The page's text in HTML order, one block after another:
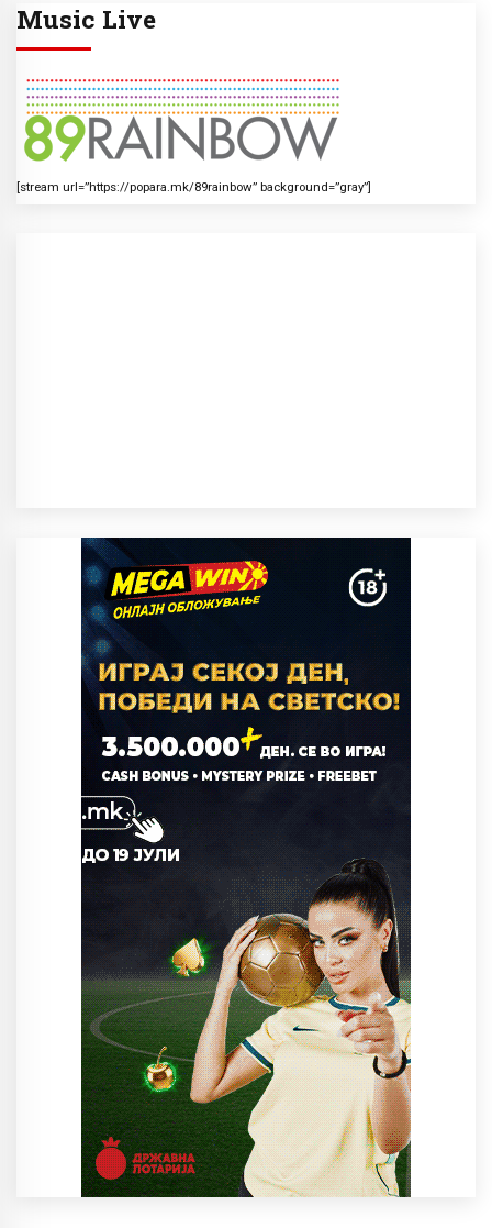
Music Live
[stream url=”https://popara.mk/89rainbow” background=”gray”]